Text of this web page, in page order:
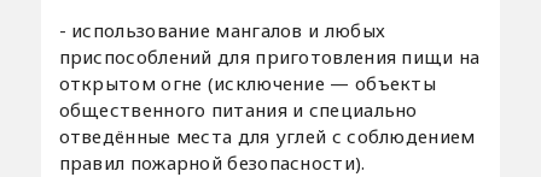
- использование мангалов и любых
приспособлений для приготовления пищи на
открытом огне (исключение — объекты
общественного питания и специально
отведённые места для углей с соблюдением
правил пожарной безопасности).